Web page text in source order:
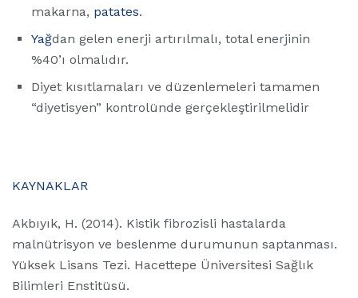
makarna, patates.
Yağdan gelen enerji artırılmalı, total enerjinin
%40’ı olmalıdır.
Diyet kısıtlamaları ve düzenlemeleri tamamen
“diyetisyen” kontrolünde gerçekleştirilmelidir
KAYNAKLAR
Akbıyık, H. (2014). Kistik fibrozisli hastalarda
malnütrisyon ve beslenme durumunun saptanması.
Yüksek Lisans Tezi. Hacettepe Üniversitesi Sağlık
Bilimleri Enstitüsü.